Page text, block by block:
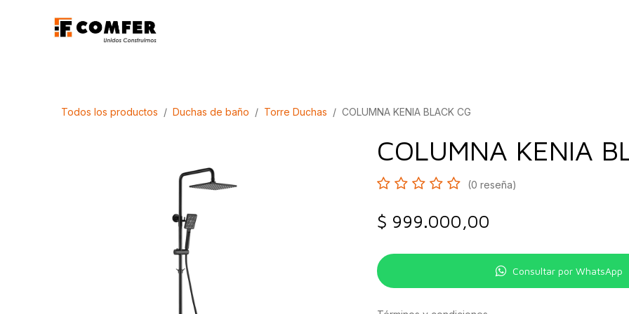
Todos los productos Duchas de baño Torre Duchas COLUMNA KENIA BLACK CG
COLUMNA KENIA
(0 reseña)
$ 999.000,00
Consultar por WhatsApp